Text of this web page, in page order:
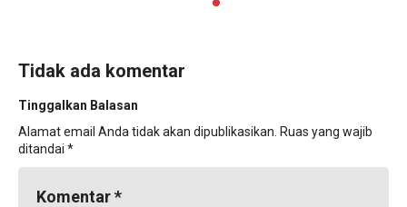
Tidak ada komentar
Tinggalkan Balasan
Alamat email Anda tidak akan dipublikasikan. Ruas yang wajib
ditandai *
Komentar*